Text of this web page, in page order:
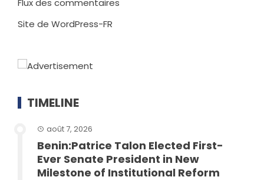
Flux des commentaires
Site de WordPress-FR
TIMELINE
août 7, 2026
Benin:Patrice Talon Elected First-
Ever Senate President in New
Milestone of Institutional Reform